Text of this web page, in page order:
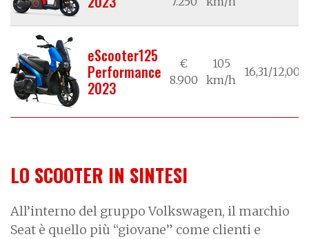
eScooter125
Performance
2023
€
8.900
105
km/h
16,31/12,00
LO SCOOTER IN SINTESI
All’interno del gruppo Volkswagen, il marchio
Seat è quello più “giovane” come clienti e